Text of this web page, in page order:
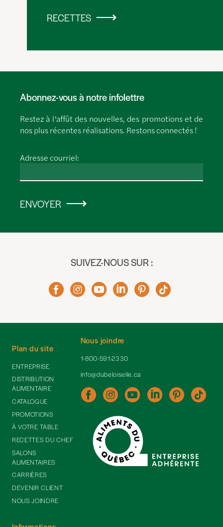
RECETTES
Abonnez-vous à notre infolettre
Restez à l’affût des nouvelles, des promotions et de
nos plus récentes réalisations. Restons connectés !
Adresse courriel:
ENVOYER
SUIVEZ-NOUS SUR :
Nous joindre
1-800-591-2330
info@dubeloiselle.ca
Plan du site
ENTREPRISE
DISTRIBUTION
ALIMENTAIRE
CATALOGUE
PROMOTIONS
À VOTRE TABLE
RECETTES DU CHEF
SALONS
ALIMENTAIRES
CARRIÈRES
DEVENIR CLIENT
NOUS JOINDRE